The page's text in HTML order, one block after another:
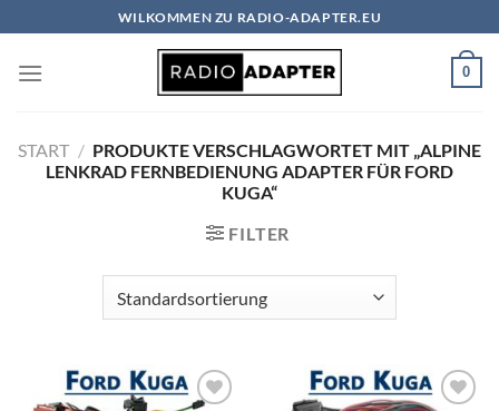
Inhalt
springen
WILKOMMEN ZU RADIO-ADAPTER.EU
0
START / PRODUKTE VERSCHLAGWORTET MIT „ALPINE
LENKRAD FERNBEDIENUNG ADAPTER FÜR FORD
KUGA“
FILTER